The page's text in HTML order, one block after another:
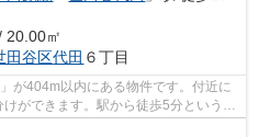
20.00㎡
田谷区代田 ６丁目
が404m以内にある物件です。付近に
ができます。駅から徒歩5分というア
。...